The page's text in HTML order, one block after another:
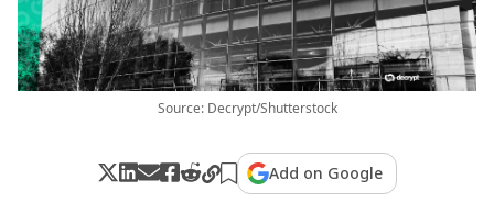
Source: Decrypt/Shutterstock
Add on Google